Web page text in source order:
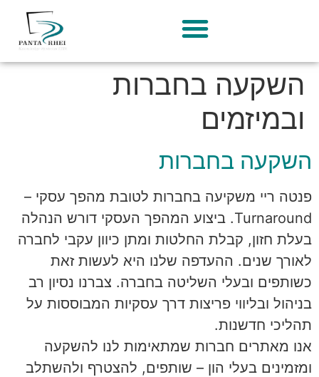
השקעה בחברות
ובמיזמים
השקעה בחברות
פנטה ריי משקיעה בחברות לטובת מהפך עסקי –
Turnaround. ביצוע המהפך העסקי דורש הנהלה
בעלת חזון, קבלת החלטות ומתן כיוון עקבי לחברה
לאורך שנים. ההעדפה שלנו היא לעשות זאת
כשותפים ובעלי השליטה בחברה. צברנו נסיון רב
בניהול ובליווי פריצות דרך עסקיות המבוססות על
תהליכי חדשנות.
אנו מאתרים חברות שמתאימות לנו להשקעה
ומזמינים בעלי הון – שותפים, להצטרף ולהשתלב